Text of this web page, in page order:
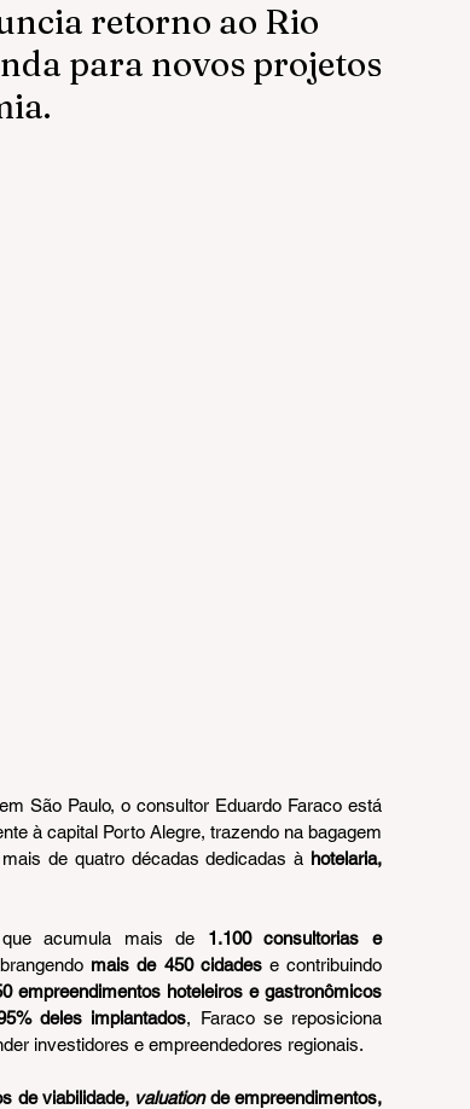
retorno ao Rio
para novos projetos
São Paulo, o consultor Eduardo Faraco está
à capital Porto Alegre, trazendo na bagagem
de quatro décadas dedicadas à hotelaria,
acumula mais de 1.100 consultorias e
mais de 450 cidades e contribuindo
empreendimentos hoteleiros e gastronômicos
deles implantados, Faraco se reposiciona
investidores e empreendedores regionais.
de viabilidade, valuation de empreendimentos,